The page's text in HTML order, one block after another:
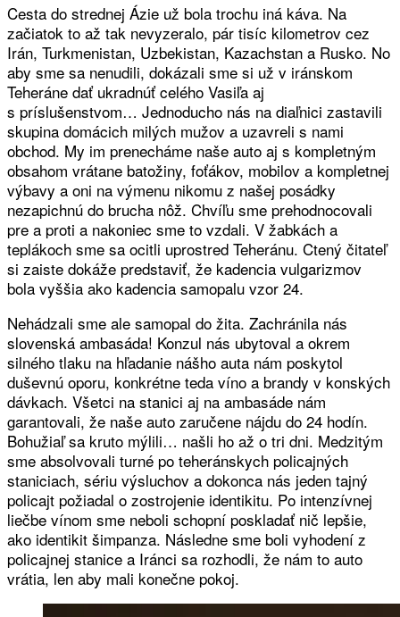
Cesta do strednej Ázie už bola trochu iná káva. Na
začiatok to až tak nevyzeralo, pár tisíc kilometrov cez
Irán, Turkmenistan, Uzbekistan, Kazachstan a Rusko. No
aby sme sa nenudili, dokázali sme si už v iránskom
Teheráne dať ukradnúť celého Vasiľa aj
s príslušenstvom… Jednoducho nás na diaľnici zastavili
skupina domácich milých mužov a uzavreli s nami
obchod. My im prenecháme naše auto aj s kompletným
obsahom vrátane batožiny, foťákov, mobilov a kompletnej
výbavy a oni na výmenu nikomu z našej posádky
nezapichnú do brucha nôž. Chvíľu sme prehodnocovali
pre a proti a nakoniec sme to vzdali. V žabkách a
teplákoch sme sa ocitli uprostred Teheránu. Ctený čitateľ
si zaiste dokáže predstaviť, že kadencia vulgarizmov
bola vyššia ako kadencia samopalu vzor 24.
Nehádzali sme ale samopal do žita. Zachránila nás
slovenská ambasáda! Konzul nás ubytoval a okrem
silného tlaku na hľadanie nášho auta nám poskytol
duševnú oporu, konkrétne teda víno a brandy v konských
dávkach. Všetci na stanici aj na ambasáde nám
garantovali, že naše auto zaručene nájdu do 24 hodín.
Bohužiaľ sa kruto mýlili… našli ho až o tri dni. Medzitým
sme absolvovali turné po teheránskych policajných
staniciach, sériu výsluchov a dokonca nás jeden tajný
policajt požiadal o zostrojenie identikitu. Po intenzívnej
liečbe vínom sme neboli schopní poskladať nič lepšie,
ako identikit šimpanza. Následne sme boli vyhodení z
policajnej stanice a Iránci sa rozhodli, že nám to auto
vrátia, len aby mali konečne pokoj.